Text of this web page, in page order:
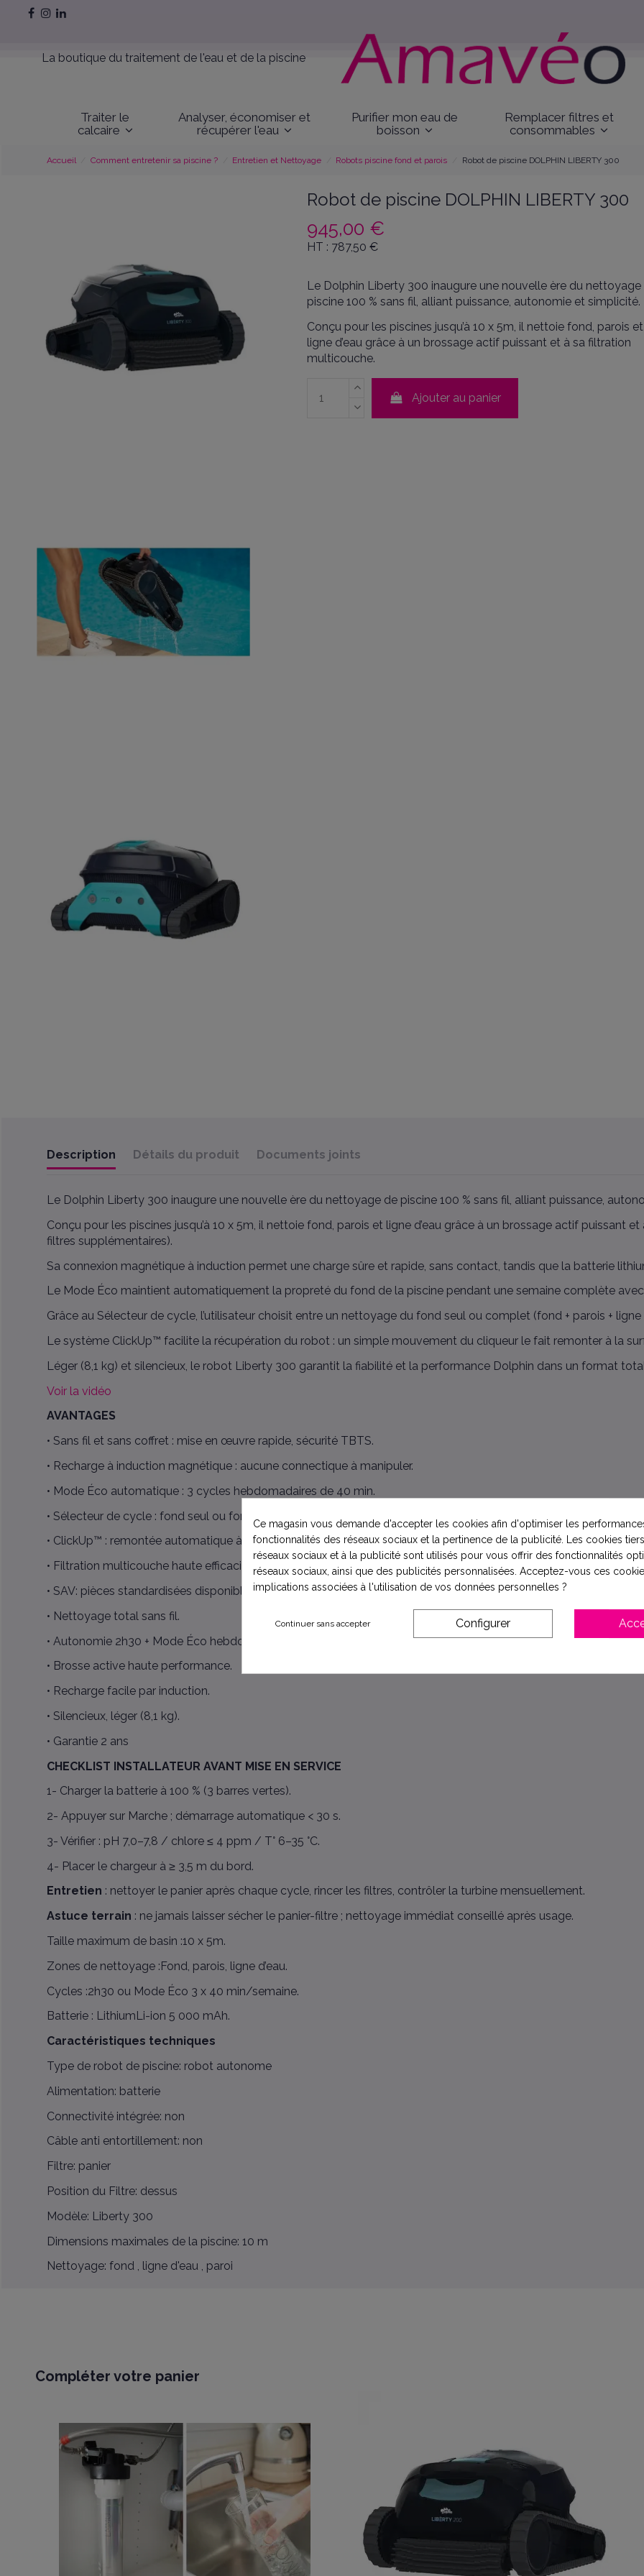
La boutique du traitement de l'eau et de la piscine
Traiter le
calcaire
Analyser, économiser et
récupérer l'eau
Purifier mon eau de
boisson
Remplacer filtres et
consommables
Accueil Comment entretenir sa piscine ? Entretien et Nettoyage Robots piscine fond et parois Robot de piscine DOLPHIN LIBERTY 300
Robot de piscine DOLPHIN LIBERTY 300
945,00 €
HT : 787,50€
Le Dolphin Liberty 300 inaugure une nouvelle ère du nettoyage
piscine 100 % sans fil, alliant puissance, autonomie et simplicité.
Conçu pour les piscines jusqu’à 10 x 5m, il nettoie fond, parois et
ligne d’eau grâce à un brossage actif puissant et à sa filtration
multicouche.
Ajouter au panier
Description Détails du produit Documents joints
Le Dolphin Liberty 300 inaugure une nouvelle ère du nettoyage de piscine 100 % sans fil, alliant puissance,
Conçu pour les piscines jusqu’à 10 x 5m, il nettoie fond, parois et ligne d’eau grâce à un brossage actif puissant
filtres supplémentaires).
Sa connexion magnétique à induction permet une charge sûre et rapide, sans contact, tandis que la batterie
Le Mode Éco maintient automatiquement la propreté du fond de la piscine pendant une semaine complète
Grâce au Sélecteur de cycle, l’utilisateur choisit entre un nettoyage du fond seul ou complet (fond + parois + ligne
Le système ClickUp™ facilite la récupération du robot : un simple mouvement du cliqueur le fait remonter à la
Léger (8,1 kg) et silencieux, le robot Liberty 300 garantit la fiabilité et la performance Dolphin dans un format
Voir la vidéo
AVANTAGES
• Sans fil et sans coffret : mise en œuvre rapide, sécurité TBTS.
• Recharge à induction magnétique : aucune connectique à manipuler.
• Mode Éco automatique : 3 cycles hebdomadaires de 40 min.
• Sélecteur de cycle : fond seul ou fond + parois + ligne d’eau.
• ClickUp™ : remontée automatique à la surface pour retrait simplifié.
• Filtration multicouche haute efficacité.
• SAV: pièces standardisées disponibles.
• Nettoyage total sans fil.
• Autonomie 2h30 + Mode Éco hebdomadaire.
• Brosse active haute performance.
• Recharge facile par induction.
• Silencieux, léger (8,1 kg).
• Garantie 2 ans
CHECKLIST INSTALLATEUR AVANT MISE EN SERVICE
1- Charger la batterie à 100 % (3 barres vertes).
2- Appuyer sur Marche ; démarrage automatique < 30 s.
3- Vérifier : pH 7,0–7,8 / chlore ≤ 4 ppm / T° 6–35 °C.
4- Placer le chargeur à ≥ 3,5 m du bord.
Entretien : nettoyer le panier après chaque cycle, rincer les filtres, contrôler la turbine mensuellement.
Astuce terrain : ne jamais laisser sécher le panier-filtre ; nettoyage immédiat conseillé après usage.
Taille maximum de basin :10 x 5m.
Zones de nettoyage :Fond, parois, ligne d’eau.
Cycles :2h30 ou Mode Éco 3 x 40 min/semaine.
Batterie : LithiumLi-ion 5 000 mAh.
Caractéristiques techniques
Type de robot de piscine: robot autonome
Alimentation: batterie
Connectivité intégrée: non
Câble anti entortillement: non
Filtre: panier
Position du Filtre: dessus
Modèle: Liberty 300
Dimensions maximales de la piscine: 10 m
Nettoyage: fond , ligne d'eau , paroi
Compléter votre panier
Ce magasin vous demande d'accepter les cookies afin d'optimiser les
fonctionnalités des réseaux sociaux et la pertinence de la publicité. Les cookies
réseaux sociaux et à la publicité sont utilisés pour vous offrir des fonctionnalités
réseaux sociaux, ainsi que des publicités personnalisées. Acceptez-vous ces
implications associées à l'utilisation de vos données personnelles ?
Continuer sans accepter Configurer